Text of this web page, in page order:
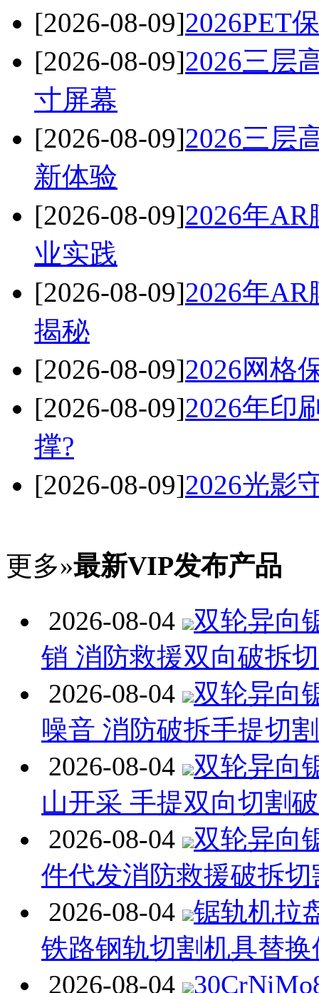
[2026-08-09]2026PET
[2026-08-09]2026三层
寸屏幕
[2026-08-09]2026三层
新体验
[2026-08-09]2026年
业实践
[2026-08-09]2026年
揭秘
[2026-08-09]2026网格
[2026-08-09]2026年印
撑?
[2026-08-09]2026光影
更多»最新VIP发布产品
2026-08-04
双轮异向
销 消防救援双向破拆
2026-08-04
双轮异向
噪音 消防破拆手提切
2026-08-04
双轮异向
山开采 手提双向切割
2026-08-04
双轮异向
件代发消防救援破拆
2026-08-04
锯轨机拉
铁路钢轨切割机具替换
2026-08-04